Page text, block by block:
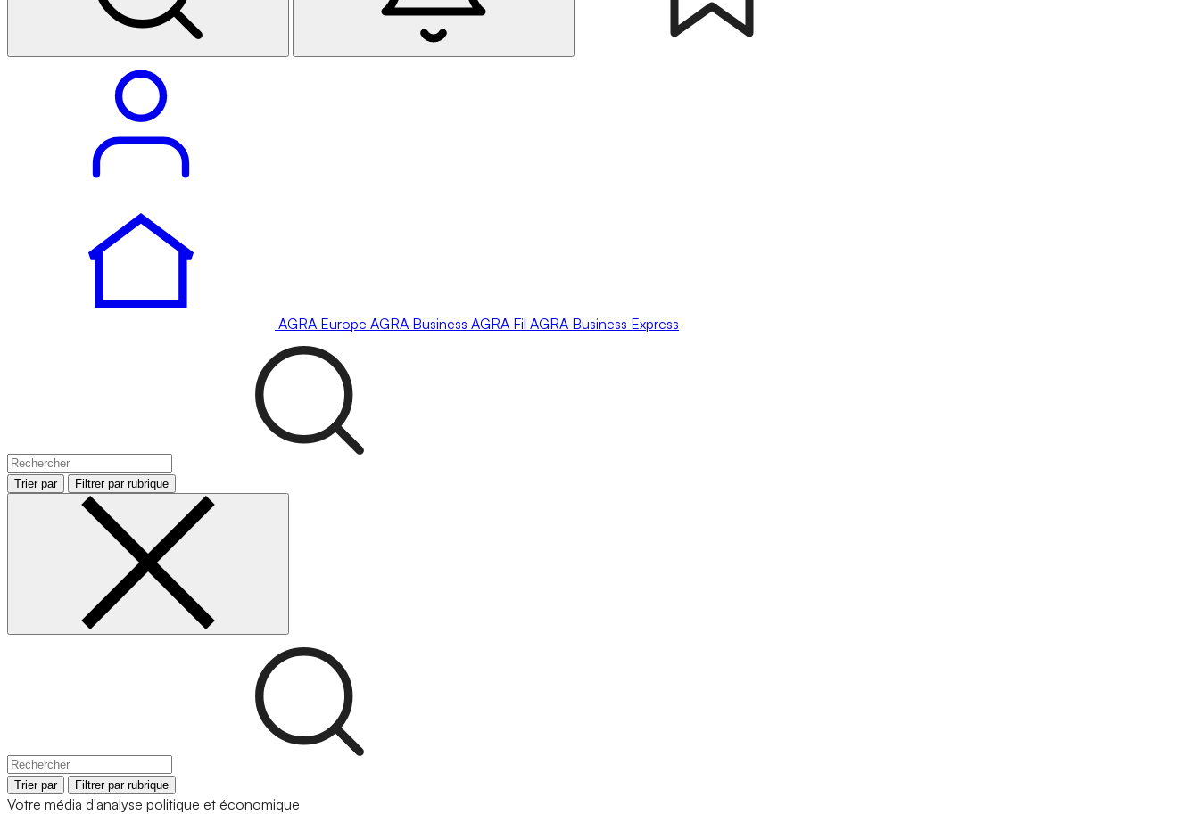
AGRA Europe AGRA Business AGRA Fil AGRA Business Express
Trier par Filtrer par rubrique
Trier par Filtrer par rubrique
Votre média d'analyse politique et économique